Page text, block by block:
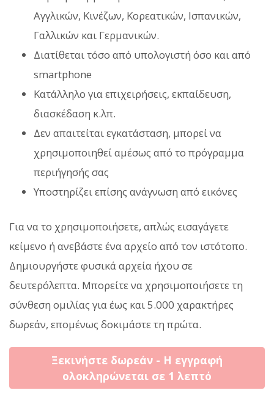
Αγγλικών, Κινέζων, Κορεατικών, Ισπανικών,
Γαλλικών και Γερμανικών.
Διατίθεται τόσο από υπολογιστή όσο και από
smartphone
Κατάλληλο για επιχειρήσεις, εκπαίδευση,
διασκέδαση κ.λπ.
Δεν απαιτείται εγκατάσταση, μπορεί να
χρησιμοποιηθεί αμέσως από το πρόγραμμα
περιήγησής σας
Υποστηρίζει επίσης ανάγνωση από εικόνες
Για να το χρησιμοποιήσετε, απλώς εισαγάγετε
κείμενο ή ανεβάστε ένα αρχείο από τον ιστότοπο.
Δημιουργήστε φυσικά αρχεία ήχου σε
δευτερόλεπτα. Μπορείτε να χρησιμοποιήσετε τη
σύνθεση ομιλίας για έως και 5.000 χαρακτήρες
δωρεάν, επομένως δοκιμάστε τη πρώτα.
Ξεκινήστε δωρεάν - Η εγγραφή
ολοκληρώνεται σε 1 λεπτό